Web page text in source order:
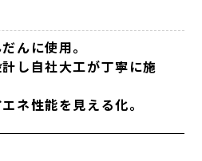
んに使用。
し自社大工が丁寧に施
ネ性能を見える化。